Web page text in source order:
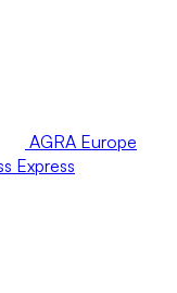
AGRA Europe
Express